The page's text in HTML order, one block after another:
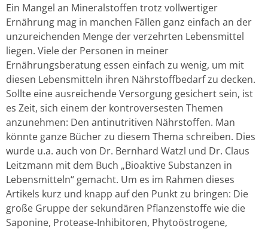
Ein Mangel an Mineralstoffen trotz vollwertiger
Ernährung mag in manchen Fällen ganz einfach an der
unzureichenden Menge der verzehrten Lebensmittel
liegen. Viele der Personen in meiner
Ernährungsberatung essen einfach zu wenig, um mit
diesen Lebensmitteln ihren Nährstoffbedarf zu decken.
Sollte eine ausreichende Versorgung gesichert sein, ist
es Zeit, sich einem der kontroversesten Themen
anzunehmen: Den antinutritiven Nährstoffen. Man
könnte ganze Bücher zu diesem Thema schreiben. Dies
wurde u.a. auch von Dr. Bernhard Watzl und Dr. Claus
Leitzmann mit dem Buch „Bioaktive Substanzen in
Lebensmitteln“ gemacht. Um es im Rahmen dieses
Artikels kurz und knapp auf den Punkt zu bringen: Die
große Gruppe der sekundären Pflanzenstoffe wie die
Saponine, Protease-Inhibitoren, Phytoöstrogene,